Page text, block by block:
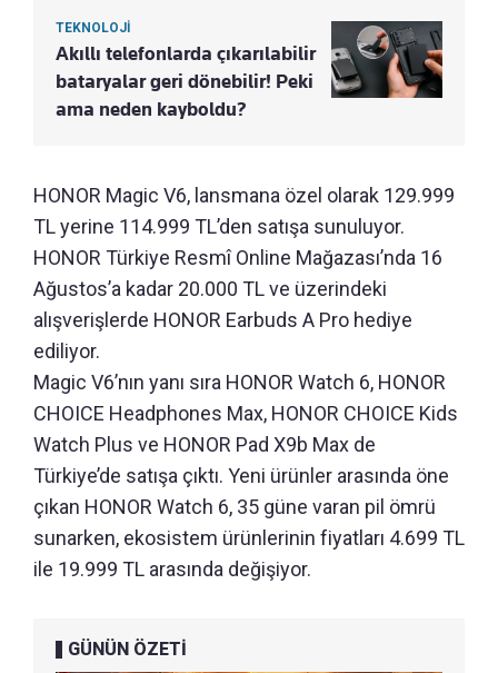
TEKNOLOJİ
Akıllı telefonlarda çıkarılabilir
bataryalar geri dönebilir! Peki
ama neden kayboldu?
HONOR Magic V6, lansmana özel olarak 129.999
TL yerine 114.999 TL’den satışa sunuluyor.
HONOR Türkiye Resmî Online Mağazası’nda 16
Ağustos’a kadar 20.000 TL ve üzerindeki
alışverişlerde HONOR Earbuds A Pro hediye
ediliyor.
Magic V6’nın yanı sıra HONOR Watch 6, HONOR
CHOICE Headphones Max, HONOR CHOICE Kids
Watch Plus ve HONOR Pad X9b Max de
Türkiye’de satışa çıktı. Yeni ürünler arasında öne
çıkan HONOR Watch 6, 35 güne varan pil ömrü
sunarken, ekosistem ürünlerinin fiyatları 4.699 TL
ile 19.999 TL arasında değişiyor.
GÜNÜN ÖZETİ